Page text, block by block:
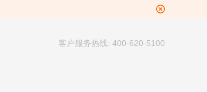
客户服务热线: 400-620-5100